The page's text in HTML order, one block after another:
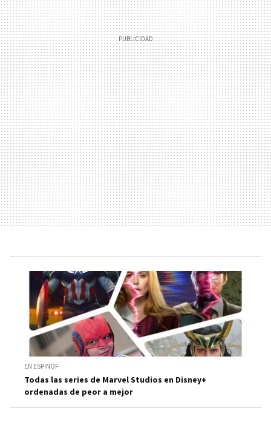
EN ESPINOF
Todas las series de Marvel Studios en Disney+
ordenadas de peor a mejor